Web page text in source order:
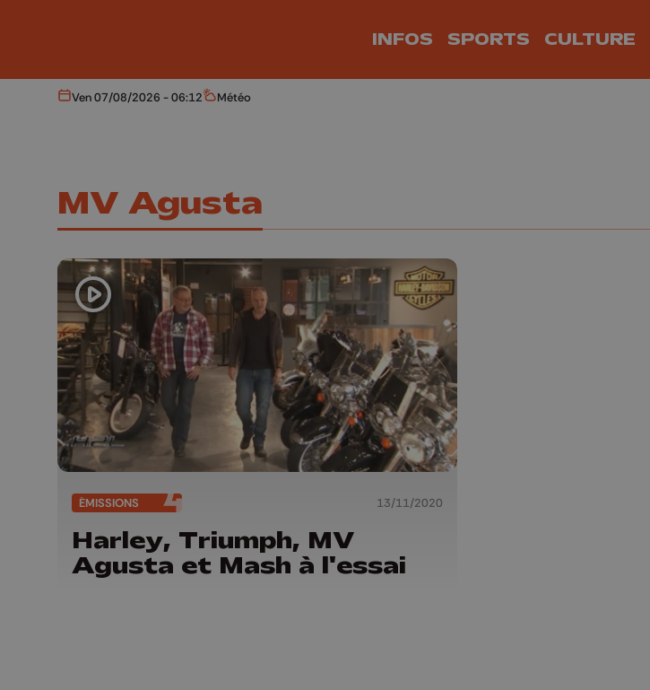
INFOS SPORTS CULTURE
Aujourd'hui
Ven 07/08/2026 - 06:12 Météo
Météo
MV Agusta
ÉMISSIONS 13/11/2020
Harley, Triumph, MV
Agusta et Mash à l'essai